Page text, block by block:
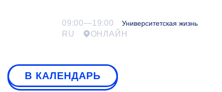
09:00—19:00 Университетская жизнь
RU ОНЛАЙН
В КАЛЕНДАРЬ